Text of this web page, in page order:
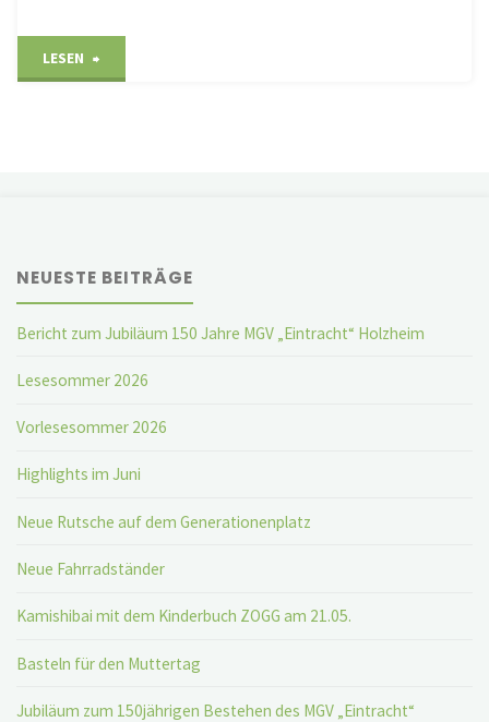
LESEN
Chorleiter
Roger
Müller“"
NEUESTE BEITRÄGE
Bericht zum Jubiläum 150 Jahre MGV „Eintracht“ Holzheim
Lesesommer 2026
Vorlesesommer 2026
Highlights im Juni
Neue Rutsche auf dem Generationenplatz
Neue Fahrradständer
Kamishibai mit dem Kinderbuch ZOGG am 21.05.
Basteln für den Muttertag
Jubiläum zum 150jährigen Bestehen des MGV „Eintracht“